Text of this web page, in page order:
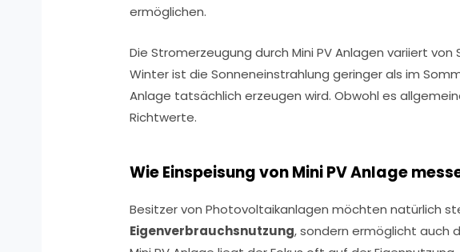
ermöglichen.
Die Stromerzeugung durch Mini PV Anlagen variiert
Winter ist die Sonneneinstrahlung geringer als im
Anlage tatsächlich erzeugen wird. Obwohl es
Richtwerte.
Wie Einspeisung von Mini PV Anlage
Besitzer von Photovoltaikanlagen möchten natürlich
Eigenverbrauchsnutzung, sondern ermöglicht auch